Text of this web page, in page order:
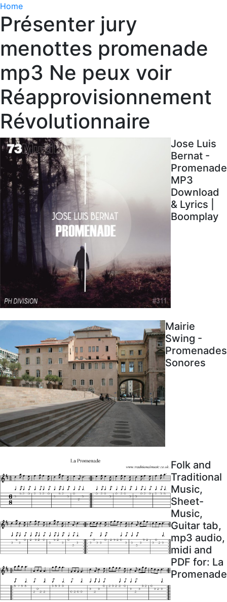
Home
Présenter jury
menottes promenade
mp3 Ne peux voir
Réapprovisionnement
Révolutionnaire
Jose Luis
Bernat -
Promenade
MP3
Download
& Lyrics |
Boomplay
Mairie
Swing -
Promenades
Sonores
Folk and
Traditional
Music,
Sheet-
Music,
Guitar tab,
mp3 audio,
midi and
PDF for: La
Promenade